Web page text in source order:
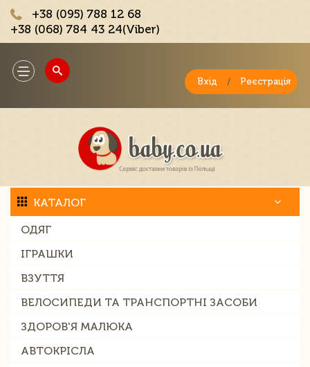
+38 (095) 788 12 68
+38 (068) 784 43 24(Viber)
Toggle
navigation
Вхід / Реєстрація
КАТАЛОГ
ОДЯГ
ІГРАШКИ
ВЗУТТЯ
ВЕЛОСИПЕДИ ТА ТРАНСПОРТНІ ЗАСОБИ
ЗДОРОВ'Я МАЛЮКА
АВТОКРІСЛА